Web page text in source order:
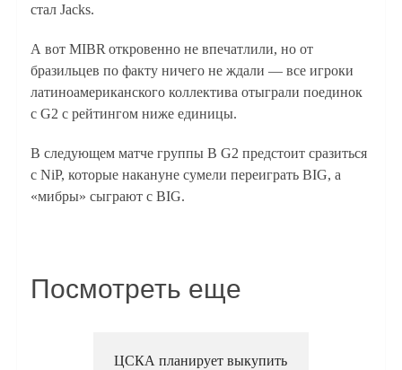
стал Jaсks.
А вот MIBR откровенно не впечатлили, но от
бразильцев по факту ничего не ждали — все игроки
латиноамериканского коллектива отыграли поединок
с G2 с рейтингом ниже единицы.
В следующем матче группы В G2 предстоит сразиться
с NiP, которые накануне сумели переиграть BIG, а
«мибры» сыграют с BIG.
Посмотреть еще
ЦСКА планирует выкупить